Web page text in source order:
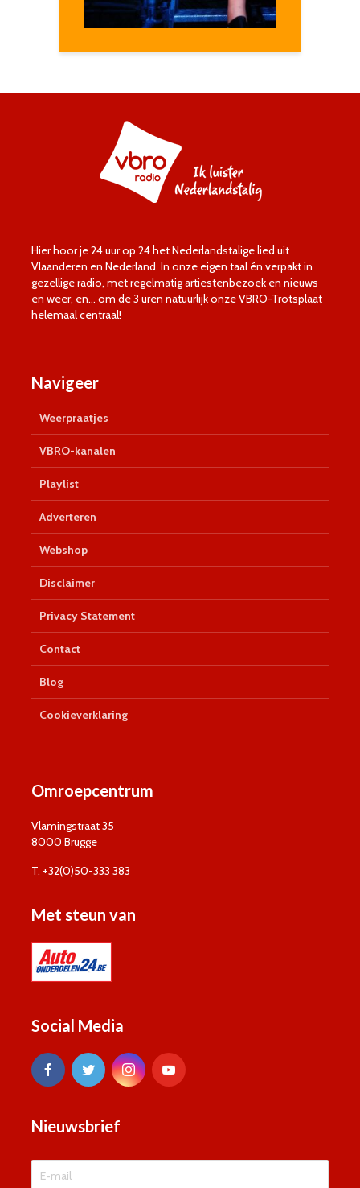
Hier hoor je 24 uur op 24 het Nederlandstalige lied uit
Vlaanderen en Nederland. In onze eigen taal én verpakt in
gezellige radio, met regelmatig artiestenbezoek en nieuws
en weer, en… om de 3 uren natuurlijk onze VBRO-Trotsplaat
helemaal centraal!
Navigeer
Weerpraatjes
VBRO-kanalen
Playlist
Adverteren
Webshop
Disclaimer
Privacy Statement
Contact
Blog
Cookieverklaring
Omroepcentrum
Vlamingstraat 35
8000 Brugge
T. +32(0)50-333 383
Met steun van
Social Media
Nieuwsbrief